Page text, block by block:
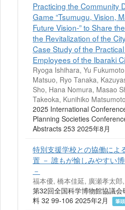
Practicing the Community
Game “Tsumugu, Vision,
Future Vision-” to Share
the Revitalization of the
Case Study of the
Employees of the Ibaraki
Ryoga Ishihara, Yu
Matsuo, Ryo Tanaka,
Sho, Hana Nomura, Masao
Takeoka, Kunihiko Matsumoto
2025 International
Planning Societies
Abstracts 253 2025年8月
特別支援学校との協働によ
置 － 誰もが愉しみやすい
－
福本優, 橋本佳延, 廣瀬孝太郎
第32回全国科学博物館協議
料 32 99-106 2025年2月
筆